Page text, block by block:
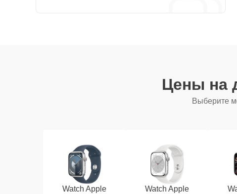
Цены на
Выберите
Watch Apple
Watch Apple